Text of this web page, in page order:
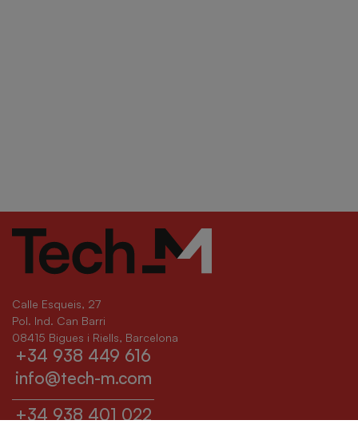
Calle Esqueis, 27
Pol. Ind. Can Barri
08415 Bigues i Riells, Barcelona
+34 938 449 616
info@tech-m.com
+34 938 401 022